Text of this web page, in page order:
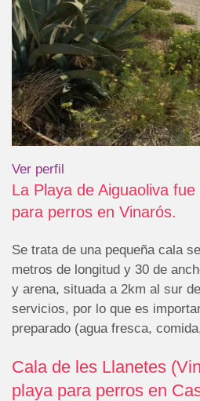
Ver perfil
La Playa de Aiguaoliva
para perros en Vinarós.
Se trata de una pequeña cala
metros de longitud y 30 de
y arena, situada a 2km al sur
servicios, por lo que es
preparado (agua fresca,
Cala de les Llanetes
playa para perros en